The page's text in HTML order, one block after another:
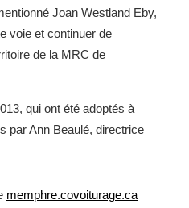
Joan Westland Eby,
voie et continuer de
de la MRC de
qui ont été adoptés à
par Ann Beaulé, directrice
memphre.covoiturage.ca